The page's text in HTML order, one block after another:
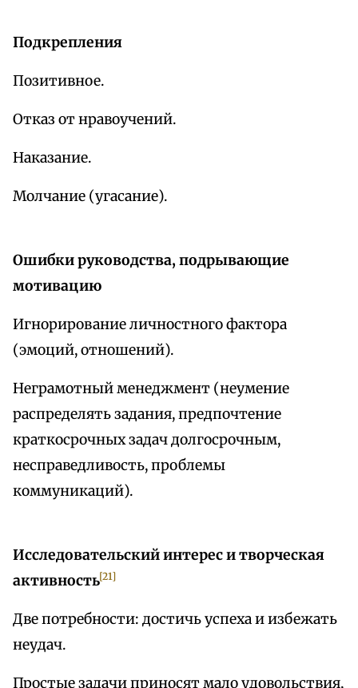
Подкрепления
Позитивное.
Отказ от нравоучений.
Наказание.
Молчание (угасание).
Ошибки руководства, подрывающие
мотивацию
Игнорирование личностного фактора
(эмоций, отношений).
Неграмотный менеджмент (неумение
распределять задания, предпочтение
краткосрочных задач долгосрочным,
несправедливость, проблемы
коммуникаций).
Исследовательский интерес и творческая
активность[21]
Две потребности: достичь успеха и избежать
неудач.
Простые задачи приносят мало удовольствия,